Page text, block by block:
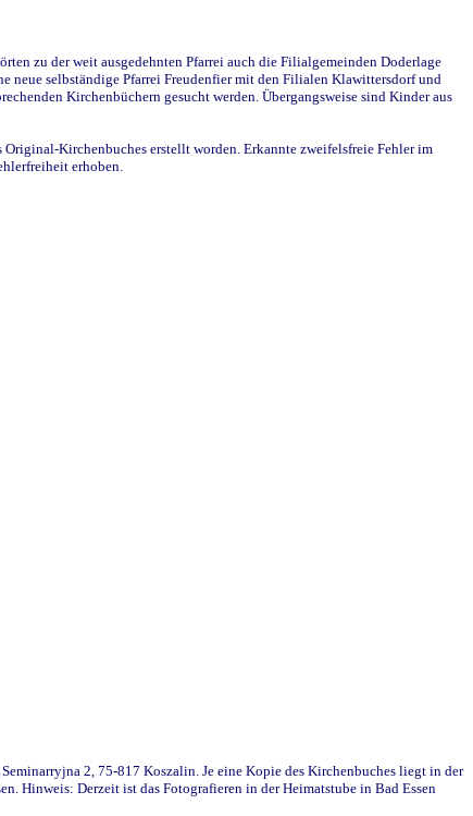
zu der weit ausgedehnten Pfarrei auch die Filialgemeinden Doderlage
neue selbständige Pfarrei Freudenfier mit den Filialen Klawittersdorf und
Kirchenbüchern gesucht werden. Übergangsweise sind Kinder aus
Kirchenbuches erstellt worden. Erkannte zweifelsfreie Fehler im
erhoben.
2, 75-817 Koszalin. Je eine Kopie des Kirchenbuches liegt in der
Hinweis: Derzeit ist das Fotografieren in der Heimatstube in Bad Essen